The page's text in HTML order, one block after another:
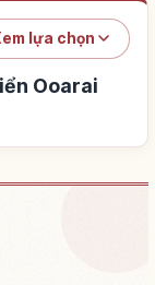
lựa chọn
Ooarai